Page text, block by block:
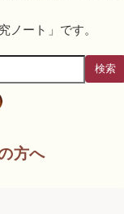
ノート」です。
検索
方へ